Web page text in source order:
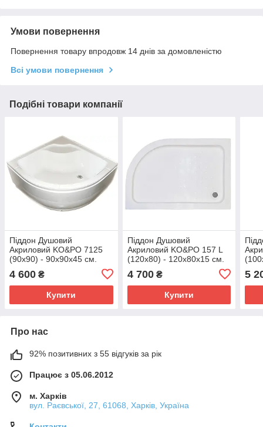
Умови повернення
Повернення товару впродовж 14 днів за домовленістю
Всі умови повернення
Подібні товари компанії
Піддон Душовий
Акриловий KO&PO 7125
(90x90) - 90х90х45 см.
4 600 ₴
Купити
Піддон Душовий
Акриловий KO&PO 157 L
(120x80) - 120х80х15 см.
4 700₴
Купити
5
Про нас
92% позитивних з 55 відгуків за рік
Працює з 05.06.2012
м. Харків
вул. Раєвської, 27, 61068, Харків, Україна